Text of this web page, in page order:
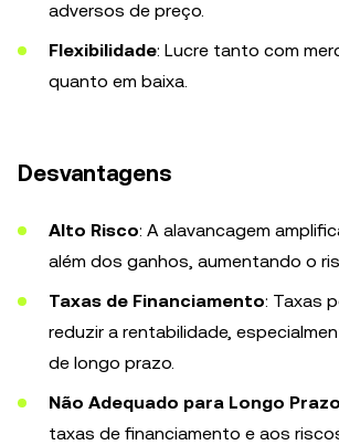
adversos de preço.
Flexibilidade: Lucre tanto com
quanto em baixa.
Desvantagens
Alto Risco: A alavancagem
além dos ganhos, aumentando o
Taxas de Financiamento: Taxas
reduzir a rentabilidade,
de longo prazo.
Não Adequado para Longo Prazo
taxas de financiamento e aos